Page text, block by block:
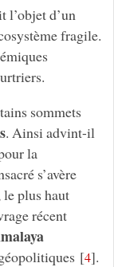
l’objet d’un
fragile.
sommets
. Ainsi advint-il
la
s’avère
le plus haut
récent
[4].